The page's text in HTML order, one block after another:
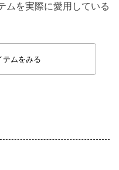
ムを実際に愛用している
テムをみる